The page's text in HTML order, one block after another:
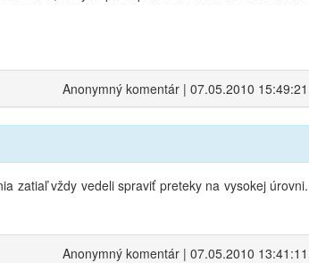
Anonymný komentár | 07.05.2010 15:49:21
zatiaľ vždy vedeli spraviť preteky na vysokej úrovni.
Anonymný komentár | 07.05.2010 13:41:11